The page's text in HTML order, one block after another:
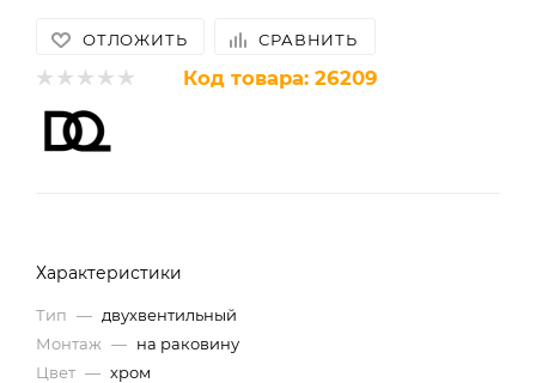
ОТЛОЖИТЬ СРАВНИТЬ
Код товара: 26209
Характеристики
Тип — двухвентильный
Монтаж — на раковину
Цвет — хром